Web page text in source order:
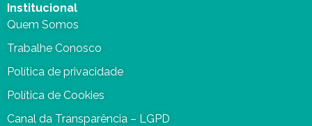
Institucional
Quem Somos
Trabalhe Conosco
Política de privacidade
Política de Cookies
Canal da Transparência – LGPD